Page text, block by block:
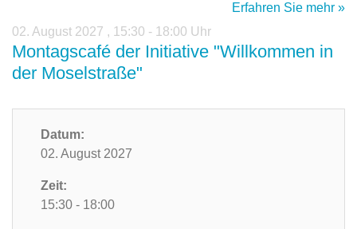
Erfahren Sie mehr »
02. August 2027 , 15:30 - 18:00 Uhr
Montagscafé der Initiative "Willkommen in
der Moselstraße"
Datum:
02. August 2027
Zeit:
15:30 - 18:00